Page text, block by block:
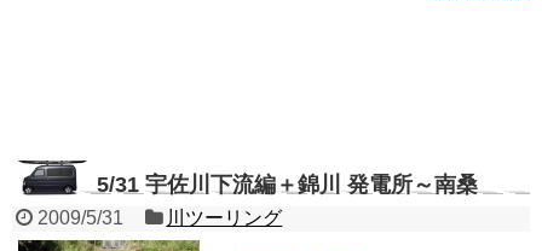
5/31 宇佐川下流編＋錦川 発電所～南桑
2009/5/31 川ツーリング